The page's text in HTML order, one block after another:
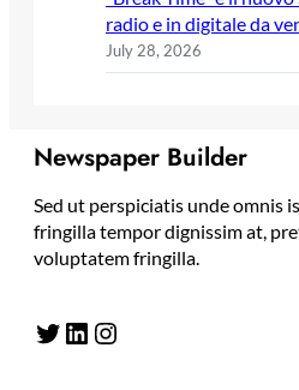
radio e in digitale da
July 28, 2026
Newspaper Builder
Sed ut perspiciatis unde omnis
fringilla tempor dignissim at,
voluptatem fringilla.
Twitter LinkedIn Instagram